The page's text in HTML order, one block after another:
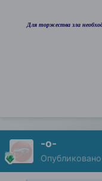
Для торжества зла
-о-